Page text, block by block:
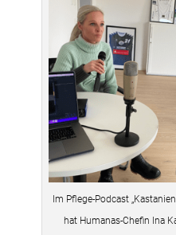
Im Pflege-Podcast
hat Humanas-Chefin Ina